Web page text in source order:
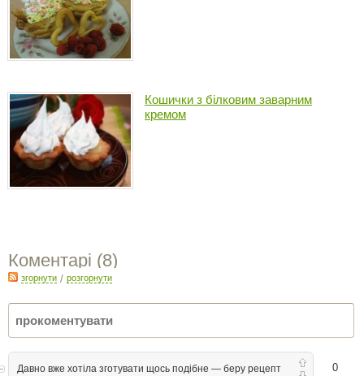
Кошички з білковим заварним
кремом
Коментарі (8)
згорнути / розгорнути
0
Давно вже хотіла зготувати щось подібне — беру рецепт